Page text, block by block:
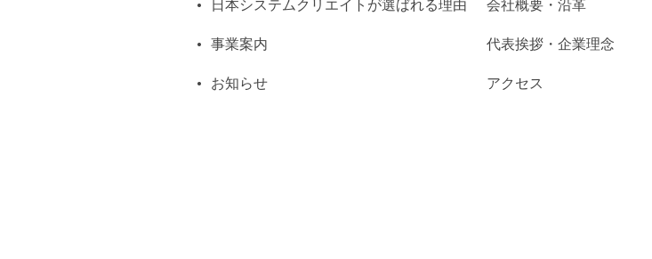
日本システムクリエイトが選ばれる理由
事業案内
お知らせ
会社概要・沿革
代表挨拶・企業理念
アクセス